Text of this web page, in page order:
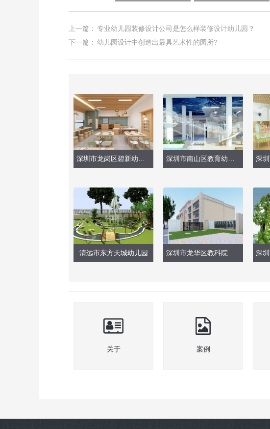
上一篇： 专业幼儿园装修设计公司是怎么样装修设计幼儿园？
下一篇： 幼儿园设计中创造出最具艺术性的园所?
深圳市龙岗区碧新幼儿园（烘培室、图书室等） 深圳市南山区教育幼儿园（深圳湾分部）—大型玩具
清远市东方天城幼儿园
关于 案例